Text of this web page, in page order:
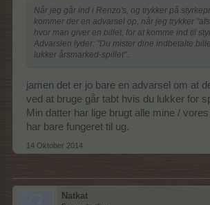
Når jeg går ind i Renzo's, og trykker på
kommer der en advarsel op, når jeg trykker
hvor man giver en billet, for at komme ind til
Advarslen lyder: "Du mister dine indbetalte
lukker årsmarked-spillet"..
jamen det er jo bare en advarsel om at
ved at bruge går tabt hvis du lukker for
Min datter har lige brugt alle mine /
har bare fungeret til ug.
14 Oktober 2014
Natkat